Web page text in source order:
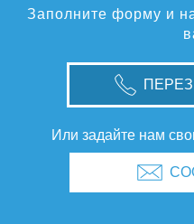
Заполните форму и
Или задайте нам